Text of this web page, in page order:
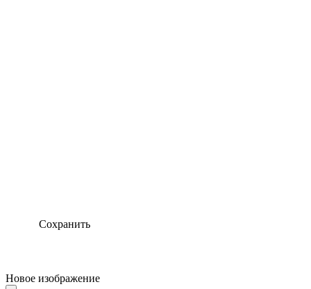
Сохранить
Новое изображение